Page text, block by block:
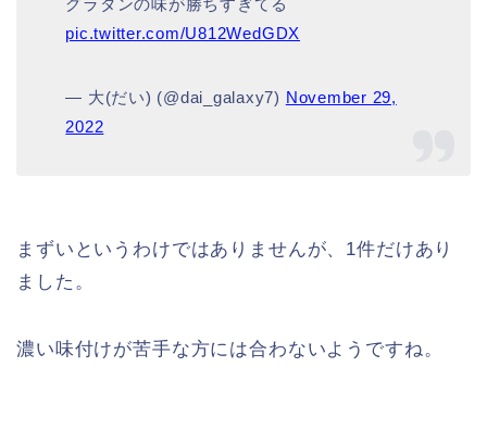
pic.twitter.com/U812WedGDX
— 大(だい) (@dai_galaxy7) November 29,
2022
まずいというわけではありませんが、1件だけあり
ました。
濃い味付けが苦手な方には合わないようですね。